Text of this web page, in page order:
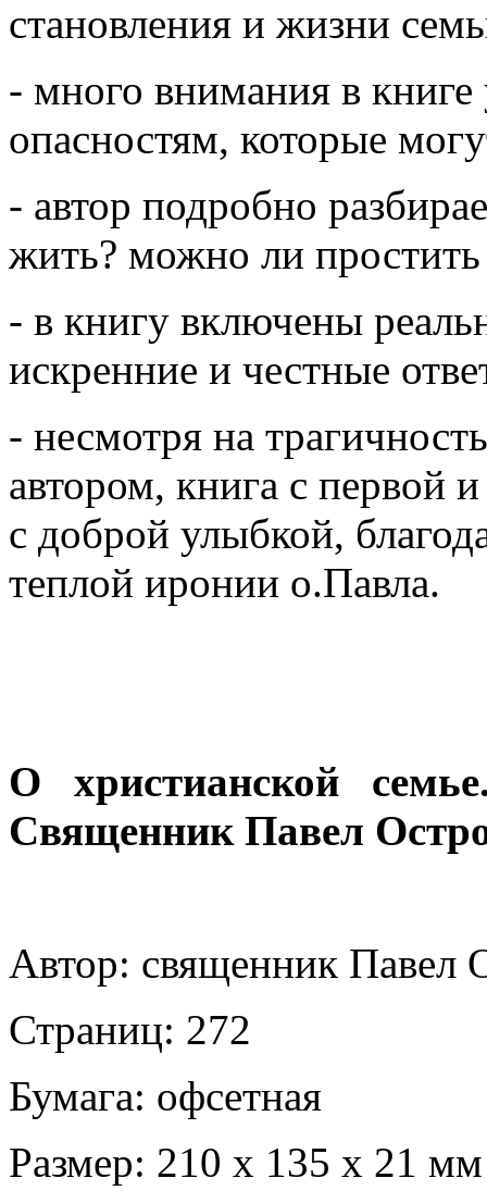
становления и жизни
- много внимания в
опасностям, которые
- автор подробно
жить? можно ли простить
- в книгу включены
искренние и честные
- несмотря на
автором, книга с первой
с доброй улыбкой,
теплой иронии о.Павла.
О христианской
Священник Павел
Автор: священник Павел
Страниц: 272
Бумага: офсетная
Размер: 210 х 135 х 21 мм